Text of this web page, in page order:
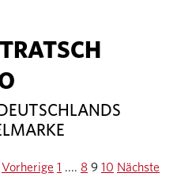
Vorherige 1 .... 8 9 10 Nächste